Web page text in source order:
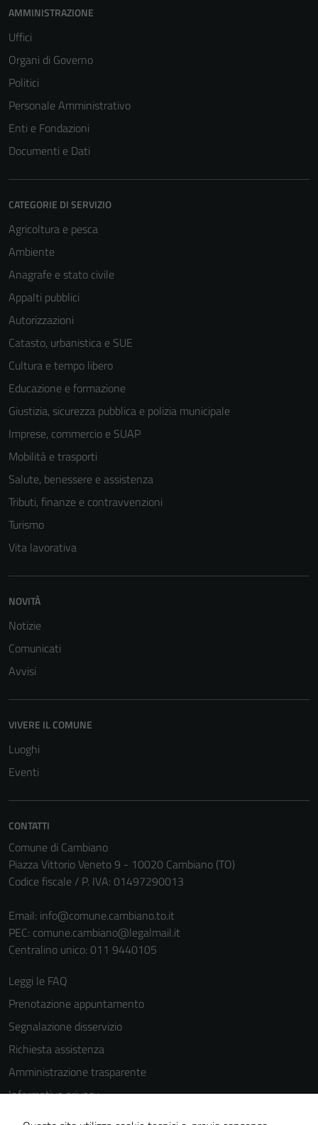
AMMINISTRAZIONE
Uffici
Organi di Governo
Politici
Personale Amministrativo
Enti e Fondazioni
Documenti e Dati
CATEGORIE DI SERVIZIO
Agricoltura e pesca
Ambiente
Anagrafe e stato civile
Appalti pubblici
Autorizzazioni
Catasto, urbanistica e SUE
Cultura e tempo libero
Educazione e formazione
Giustizia, sicurezza pubblica e polizia municipale
Imprese, commercio e SUAP
Mobilità e trasporti
Salute, benessere e assistenza
Tributi, finanze e contravvenzioni
Turismo
Vita lavorativa
NOVITÀ
Notizie
Comunicati
Avvisi
VIVERE IL COMUNE
Luoghi
Eventi
CONTATTI
Comune di Cambiano
Piazza Vittorio Veneto 9 - 10020 Cambiano (TO)
Codice fiscale / P. IVA: 01497290013
Email: info@comune.cambiano.to.it
PEC: comune.cambiano@legalmail.it
Centralino unico: 011 9440105
Leggi le FAQ
Prenotazione appuntamento
Segnalazione disservizio
Richiesta assistenza
Amministrazione trasparente
Informativa privacy
Cookie Policy